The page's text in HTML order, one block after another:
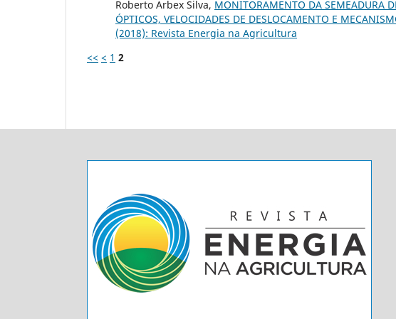
Roberto Arbex Silva, MONITORAMENTO DA SEMEADURA
ÓPTICOS, VELOCIDADES DE DESLOCAMENTO E
(2018): Revista Energia na Agricultura
<< < 1 2